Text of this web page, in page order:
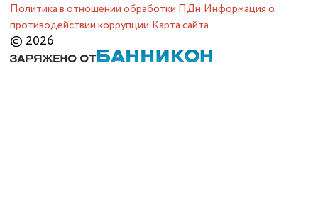
Политика в отношении обработки ПДн Информация о
противодействии коррупции Карта сайта
© 2026